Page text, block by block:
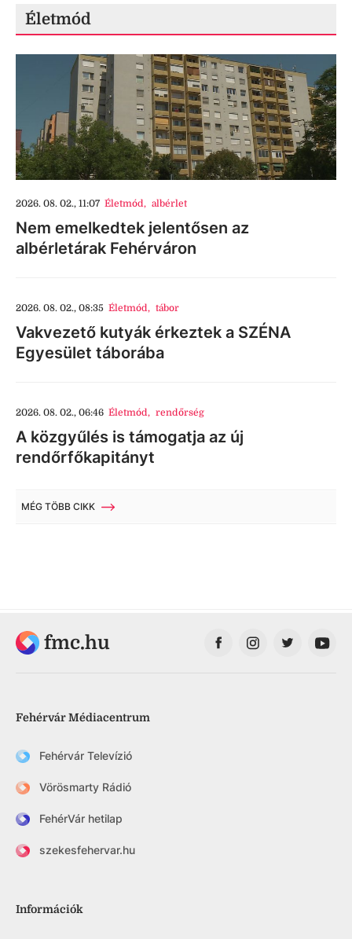
Életmód
2026. 08. 02., 11:07 Életmód, albérlet
Nem emelkedtek jelentősen az
albérletárak Fehérváron
2026. 08. 02., 08:35 Életmód, tábor
Vakvezető kutyák érkeztek a SZÉNA
Egyesület táborába
2026. 08. 02., 06:46 Életmód, rendőrség
A közgyűlés is támogatja az új
rendőrfőkapitányt
MÉG TÖBB CIKK
fmc.hu
Fehérvár Médiacentrum
Fehérvár Televízió
Vörösmarty Rádió
FehérVár hetilap
szekesfehervar.hu
Információk